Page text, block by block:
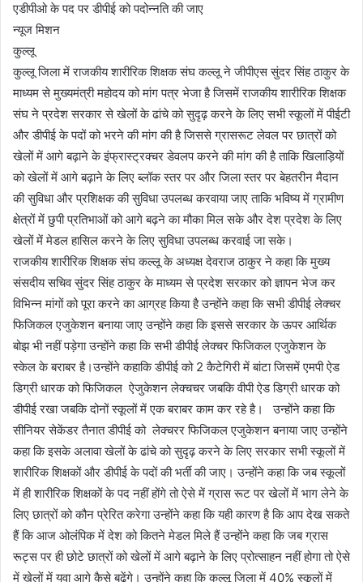
एडीपीओ के पद पर डीपीई को पदोन्नति की जाए
न्यूज मिशन
कुल्लू
कुल्लू जिला में राजकीय शारीरिक शिक्षक संघ कल्लू ने जीपीएस सुंदर सिंह ठाकुर के
माध्यम से मुख्यमंत्री महोदय को मांग पत्र भेजा है जिसमें राजकीय शारीरिक शिक्षक
संघ ने प्रदेश सरकार से खेलों के ढांचे को सुदृढ़ करने के लिए सभी स्कूलों में पीईटी
और डीपीई के पदों को भरने की मांग की है जिससे ग्रासरूट लेवल पर छात्रों को
खेलों में आगे बढ़ाने के इंफ्रास्ट्रक्चर डेवलप करने की मांग की है ताकि खिलाड़ियों
को खेलों में आगे बढ़ाने के लिए ब्लॉक स्तर पर और जिला स्तर पर बेहतरीन मैदान
की सुविधा और प्रशिक्षक की सुविधा उपलब्ध करवाया जाए ताकि भविष्य में ग्रामीण
क्षेत्रों में छुपी प्रतिभाओं को आगे बढ़ने का मौका मिल सके और देश प्रदेश के लिए
खेलों में मेडल हासिल करने के लिए सुविधा उपलब्ध करवाई जा सके।
राजकीय शारीरिक शिक्षक संघ कल्लू के अध्यक्ष देवराज ठाकुर ने कहा कि मुख्य
संसदीय सचिव सुंदर सिंह ठाकुर के माध्यम से प्रदेश सरकार को ज्ञापन भेज कर
विभिन्न मांगों को पूरा करने का आग्रह किया है उन्होंने कहा कि सभी डीपीई लेक्चर
फिजिकल एजुकेशन बनाया जाए उन्होंने कहा कि इससे सरकार के ऊपर आर्थिक
बोझ भी नहीं पड़ेगा उन्होंने कहा कि सभी डीपीई लेक्चर फिजिकल एजुकेशन के
स्केल के बराबर है।उन्होंने कहाकि डीपीई को 2 कैटेगिरी में बांटा जिसमें एमपी ऐड
डिग्री धारक को फिजिकल ऐजुकेशन लेक्चचर जबकि वीपी ऐड डिग्री धारक को
डीपीई रखा जबकि दोनों स्कूलों में एक बराबर काम कर रहे है। उन्होंने कहा कि
सीनियर सेकेंडर तैनात डीपीई को लेक्चरर फिजिकल एजुकेशन बनाया जाए उन्होंने
कहा कि इसके अलावा खेलों के ढांचे को सुदृढ़ करने के लिए सरकार सभी स्कूलों में
शारीरिक शिक्षकों और डीपीई के पदों की भर्ती की जाए। उन्होंने कहा कि जब स्कूलों
में ही शारीरिक शिक्षकों के पद नहीं होंगे तो ऐसे में ग्रास रूट पर खेलों में भाग लेने के
लिए छात्रों को कौन प्रेरित करेगा उन्होंने कहा कि यही कारण है कि आप देख सकते
हैं कि आज ओलंपिक में देश को कितने मेडल मिले हैं उन्होंने कहा कि जब ग्रास
रूट्स पर ही छोटे छात्रों को खेलों में आगे बढ़ाने के लिए प्रोत्साहन नहीं होगा तो ऐसे
में खेलों में युवा आगे कैसे बढ़ेंगे। उन्होंने कहा कि कुल्लू जिला में 40% स्कूलों में